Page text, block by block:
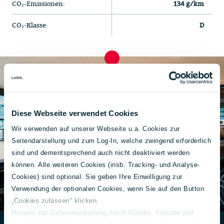
Diese Webseite verwendet Cookies
Wir verwenden auf unserer Webseite u.a. Cookies zur
Seitendarstellung und zum Log-In, welche zwingend erforderlich
sind und dementsprechend auch nicht deaktiviert werden
können. Alle weiteren Cookies (insb. Tracking- und Analyse-
Cookies) sind optional. Sie geben Ihre Einwilligung zur
Verwendung der optionalen Cookies, wenn Sie auf den Button
„Cookies zulassen" klicken.
Hinweis zur Datenverarbeitung durch Google, Youtube und
CO₂-Emissionen: 134 g/km
CO₂-Klasse: D